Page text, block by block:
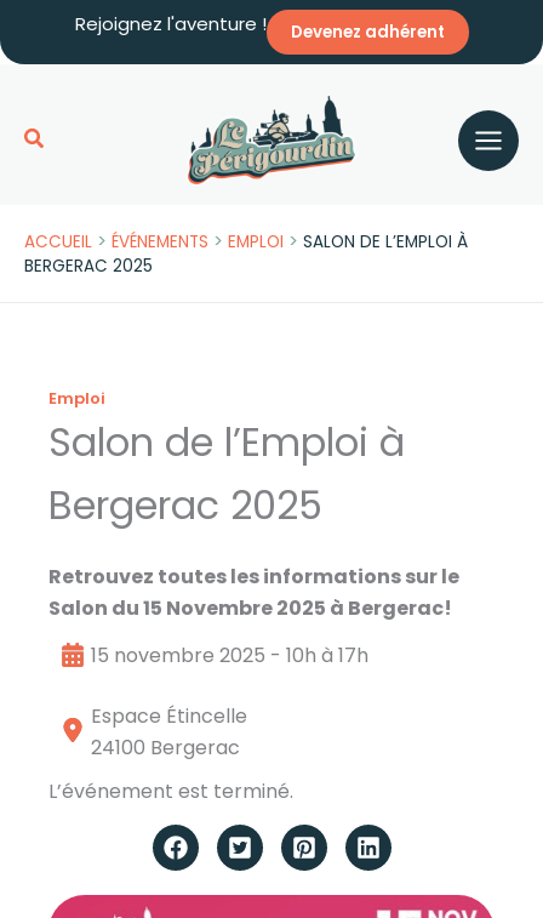
au
Rejoignez l'aventure ! Devenez adhérent
Rechercher
ACCUEIL > ÉVÉNEMENTS > EMPLOI > SALON DE L’EMPLOI À
BERGERAC 2025
Emploi
Salon de l’Emploi à
Bergerac 2025
Retrouvez toutes les informations sur le
Salon du 15 Novembre 2025 à Bergerac!
15 novembre 2025 - 10h à 17h
Espace Étincelle
24100 Bergerac
L’événement est terminé.